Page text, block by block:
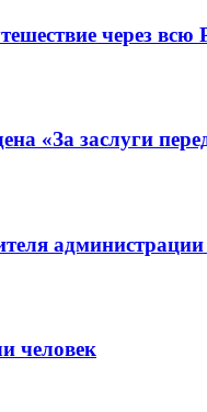
через всю
«За заслуги
администрации
человек